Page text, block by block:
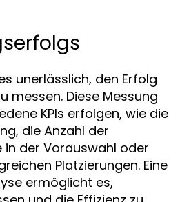
unerlässlich, den Erfolg
messen. Diese Messung
KPIs erfolgen, wie die
die Anzahl der
in der Vorauswahl oder
Platzierungen. Eine
ermöglicht es,